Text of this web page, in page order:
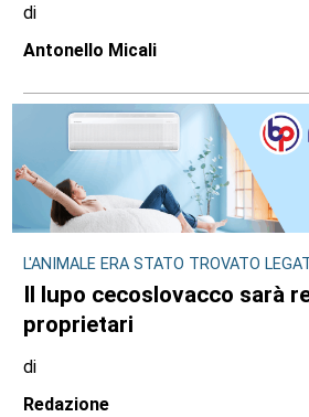
di
Antonello Micali
L'ANIMALE ERA STATO TROVATO
Il lupo cecoslovacco sarà
proprietari
di
Redazione